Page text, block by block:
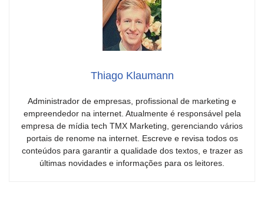
Thiago Klaumann
Administrador de empresas, profissional de marketing e
empreendedor na internet. Atualmente é responsável pela
empresa de mídia tech TMX Marketing, gerenciando vários
portais de renome na internet. Escreve e revisa todos os
conteúdos para garantir a qualidade dos textos, e trazer as
últimas novidades e informações para os leitores.